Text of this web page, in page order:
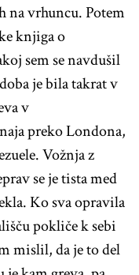
na vrhuncu. Potem
knjiga o
sem se navdušil
je bila takrat v
v
preko Londona,
Vožnja z
se je tista med
Ko sva opravila
pokliče k sebi
mislil, da je to del